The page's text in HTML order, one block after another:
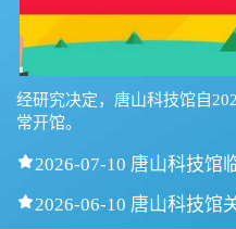
经研究决定，唐山科技馆自
常开馆。
2026-07-10 唐山科技馆
2026-06-10 唐山科技馆